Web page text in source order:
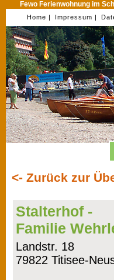
Fewo Ferienwohnung im
Home | Impressum |
<- Zurück zur
Stalterhof -
Familie
Landstr. 18
79822 Titisee-